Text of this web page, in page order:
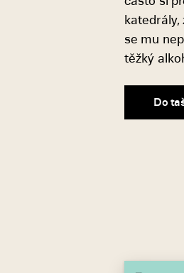
katedrály,
se mu
těžký
Do